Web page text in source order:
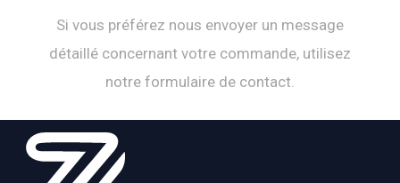
Si vous préférez nous envoyer un message
détaillé concernant votre commande, utilisez
notre formulaire de contact.